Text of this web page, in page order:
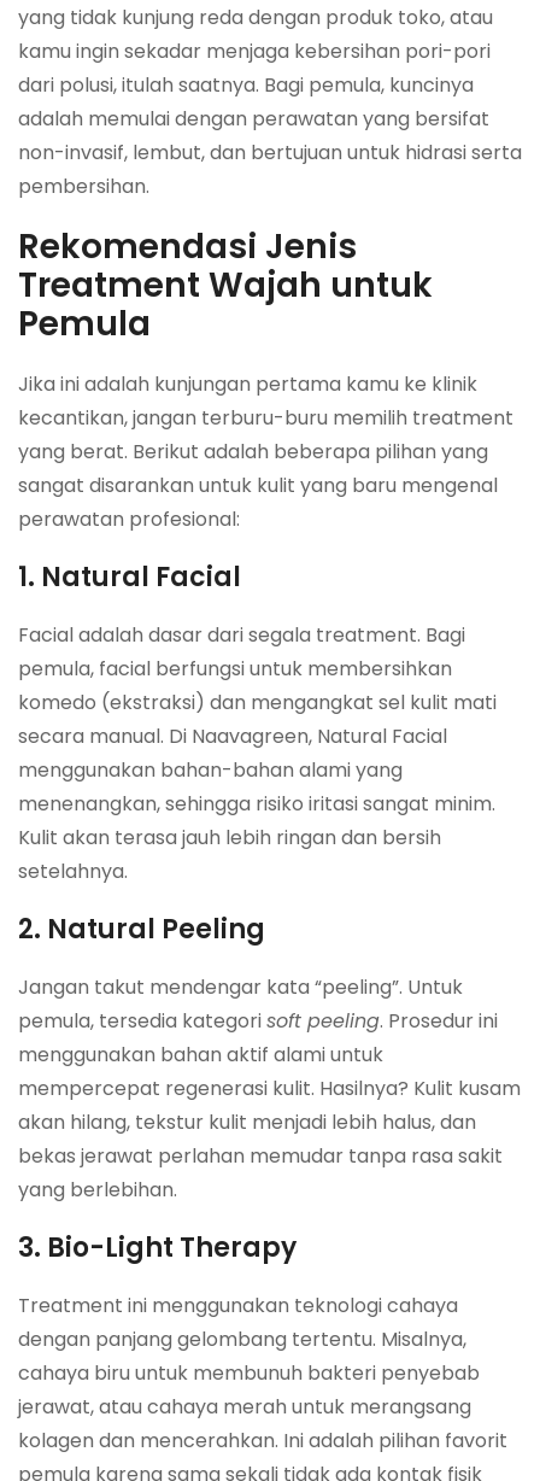
yang tidak kunjung reda dengan produk toko, atau
kamu ingin sekadar menjaga kebersihan pori-pori
dari polusi, itulah saatnya. Bagi pemula, kuncinya
adalah memulai dengan perawatan yang bersifat
non-invasif, lembut, dan bertujuan untuk hidrasi serta
pembersihan.
Rekomendasi Jenis
Treatment Wajah untuk
Pemula
Jika ini adalah kunjungan pertama kamu ke klinik
kecantikan, jangan terburu-buru memilih treatment
yang berat. Berikut adalah beberapa pilihan yang
sangat disarankan untuk kulit yang baru mengenal
perawatan profesional:
1. Natural Facial
Facial adalah dasar dari segala treatment. Bagi
pemula, facial berfungsi untuk membersihkan
komedo (ekstraksi) dan mengangkat sel kulit mati
secara manual. Di Naavagreen, Natural Facial
menggunakan bahan-bahan alami yang
menenangkan, sehingga risiko iritasi sangat minim.
Kulit akan terasa jauh lebih ringan dan bersih
setelahnya.
2. Natural Peeling
Jangan takut mendengar kata “peeling”. Untuk
pemula, tersedia kategorisoft peeling. Prosedur ini
menggunakan bahan aktif alami untuk
mempercepat regenerasi kulit. Hasilnya? Kulit kusam
akan hilang, tekstur kulit menjadi lebih halus, dan
bekas jerawat perlahan memudar tanpa rasa sakit
yang berlebihan.
3. Bio-Light Therapy
Treatment ini menggunakan teknologi cahaya
dengan panjang gelombang tertentu. Misalnya,
cahaya biru untuk membunuh bakteri penyebab
jerawat, atau cahaya merah untuk merangsang
kolagen dan mencerahkan. Ini adalah pilihan favorit
pemula karena sama sekali tidak ada kontak fisik